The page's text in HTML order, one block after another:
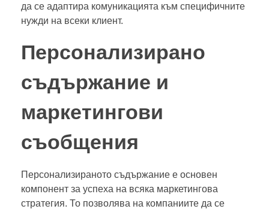
да се адаптира комуникацията към специфичните
нужди на всеки клиент.
Персонализирано
съдържание и
маркетингови
съобщения
Персонализираното съдържание е основен
компонент за успеха на всяка маркетингова
стратегия. То позволява на компаниите да се